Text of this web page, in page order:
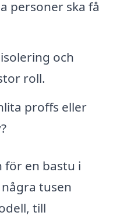
personer ska få
och
roll.
proffs eller
för en bastu i
tusen
till